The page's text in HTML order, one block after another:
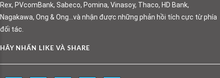
Rex, PVcomBank, Sabeco, Pomina, Vinasoy, Thaco, HD Bank,
Nagakawa, Ong & Ong…và nhận được những phản hồi tích cực từ phía
đối tác.
HÃY NHẤN LIKE VÀ SHARE